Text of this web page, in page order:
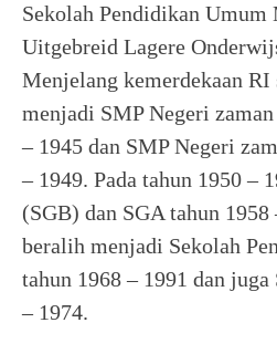
Sekolah Pendidikan
Uitgebreid Lagere
Menjelang kemerdekaan
menjadi SMP Negeri
– 1945 dan SMP Negeri
– 1949. Pada tahun 1950 –
(SGB) dan SGA tahun
beralih menjadi Sekolah
tahun 1968 – 1991 dan juga
– 1974.